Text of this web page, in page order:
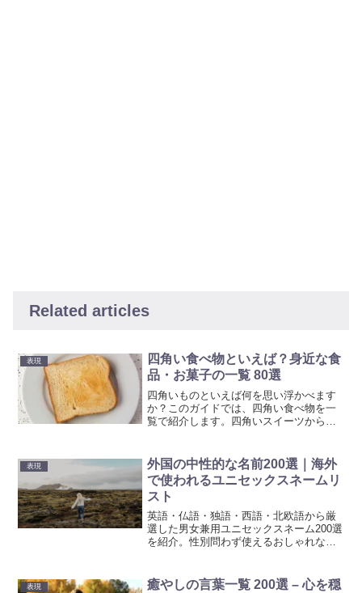
Related articles
表現
四角い食べ物といえば？身近な食
品・お菓子の一覧 80選
四角いものといえば何を思い浮かべます
か？このガイドでは、四角い食べ物を一
覧で紹介します。四角いスイーツから食
表現
外国の中性的な名前200選｜海外
で使われるユニセックスネームリ
スト
英語・仏語・独語・西語・北欧語から厳
選した男女兼用ユニセックスネーム200選
を紹介。性別問わず使えるおしゃれな海
表現
癒やしの言葉一覧 200選 – 心を穏